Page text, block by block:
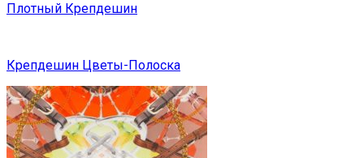
Плотный Крепдешин
Крепдешин Цветы-Полоска